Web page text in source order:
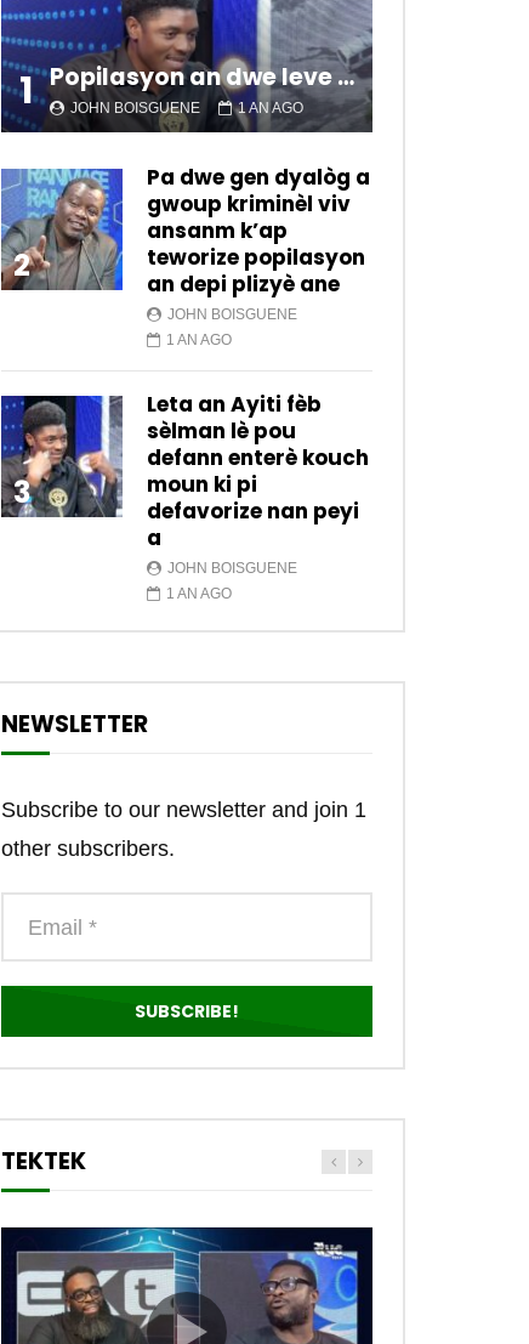
1 Popilasyon an dwe leve kanpe pou chanje sitiyasyon kawotik l’ap viv nan peyi a.
JOHN BOISGUENE 1 AN AGO
2
Pa dwe gen dyalòg a
gwoup kriminèl viv
ansanm k’ap
teworize popilasyon
an depi plizyè ane
JOHN BOISGUENE
1 AN AGO
3
Leta an Ayiti fèb
sèlman lè pou
defann enterè kouch
moun ki pi
defavorize nan peyi
a
JOHN BOISGUENE
1 AN AGO
NEWSLETTER
Subscribe to our newsletter and join 1
other subscribers.
TEKTEK